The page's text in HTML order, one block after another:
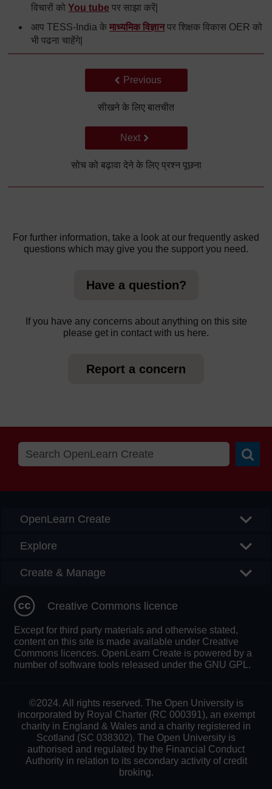
विचारों कोYou tube पर साझा करें|
आप TESS-India केमाध्यमिक विज्ञानपर शिक्षक विकास OER को
भी पढना चाहेंगे|
Back to previous page
Previous
सीखने के लिए बातचीत
Go to next page
Next
सोच को बढ़ावा देने के लिए प्रश्न पूछना
For further information, take a look at our frequently asked
questions which may give you the support you need.
Have a question?
If you have any concerns about anything on this site
please get in contact with us here.
Report a concern
OpenLearn Create
Explore
Create & Manage
Creative Commons licence
Except for third party materials and otherwise stated,
content on this site is made available under Creative
Commons licences. OpenLearn Create is powered by a
number of software tools released under the GNU GPL.
©2024. All rights reserved. The Open University is
incorporated by Royal Charter (RC 000391), an exempt
charity in England & Wales and a charity registered in
Scotland (SC 038302). The Open University is
authorised and regulated by the Financial Conduct
Authority in relation to its secondary activity of credit
broking.